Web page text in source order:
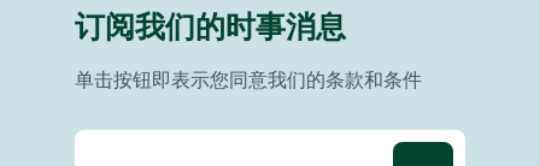
订阅我们的时事消息
单击按钮即表示您同意我们的条款和条件